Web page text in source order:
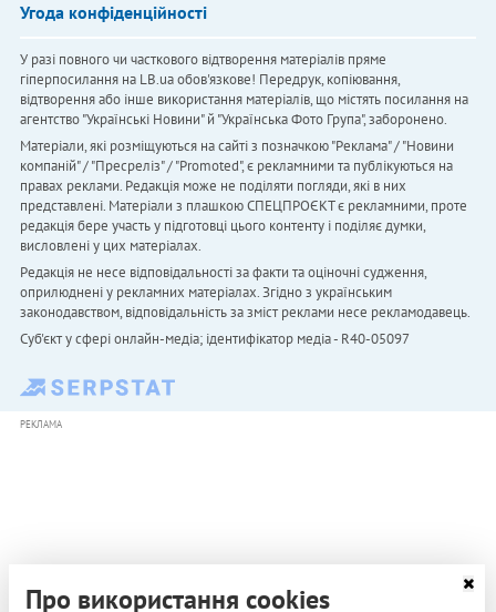
Угода конфіденційності
У разі повного чи часткового відтворення матеріалів пряме
гіперпосилання на LB.ua обов'язкове! Передрук, копіювання,
відтворення або інше використання матеріалів, що містять посилання на
агентство "Українськi Новини" й "Українська Фото Група", заборонено.
Матеріали, які розміщуються на сайті з позначкою "Реклама" / "Новини
компаній" / "Пресреліз" / "Promoted", є рекламними та публікуються на
правах реклами. Редакція може не поділяти погляди, які в них
представлені. Матеріали з плашкою СПЕЦПРОЄКТ є рекламними, проте
редакція бере участь у підготовці цього контенту і поділяє думки,
висловлені у цих матеріалах.
Редакція не несе відповідальності за факти та оціночні судження,
оприлюднені у рекламних матеріалах. Згідно з українським
законодавством, відповідальність за зміст реклами несе рекламодавець.
Cуб'єкт у сфері онлайн-медіа; ідентифікатор медіа - R40-05097
РЕКЛАМА
Про використання cookies